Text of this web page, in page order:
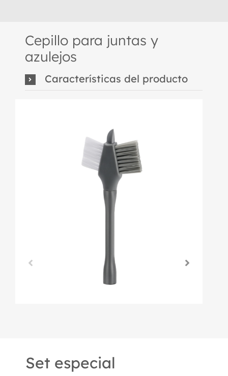
Cepillo para juntas y
azulejos
Características del producto
Set especial